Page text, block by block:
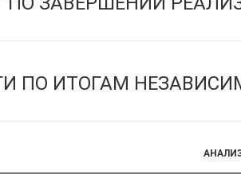
ПО ИТОГАМ